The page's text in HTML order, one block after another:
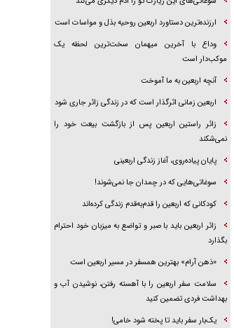
جزئیات شکنجه‌هایم فراتر از آن است که در بیان
ارزنده‌ترین دستاورد اربعین روحیه بذل و مواسات است
وداع با آخرین میهمان سخت‌ترین لحظه یک
موکب‌دار است
آنچه اربعین به ما آموخت
اربعین زمانی اثرگذار است که در زندگی زائر جاری شود
زائر راستین اربعین پس از بازگشت بیعت خود را
نمی‌شکند
پایان پیاده‌روی، آغاز زندگی اربعینی
سوغاتی‌هایی که در چمدان جا نمی‌شوند!
کودکانی که اربعین را قدم‌به‌قدم زندگی کرده‌اند
زائر اربعین باید با صبر و تواضع به میزبان خود احترام
بگذارد
«ذهن آرام» بهترین همسفر در مسیر اربعین است
سلامت سفر اربعین را با آهسته رفتن، نوشیدن آب و
بهداشت فردی تضمین کنید
یک‌بار سفر باید تا پخته شود خامی!